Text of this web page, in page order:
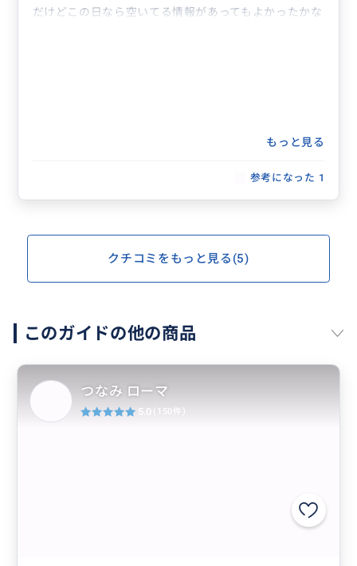
だけどこの日なら空いてる情報があってもよかったかな
もっと見る
参考になった 1
クチコミをもっと見る(5)
このガイドの他の商品
つなみ ローマ
5.0 (150件)